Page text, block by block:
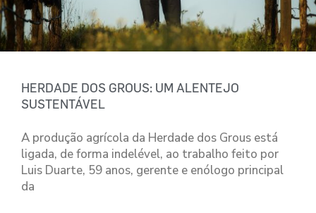
HERDADE DOS GROUS: UM ALENTEJO
SUSTENTÁVEL
A produção agrícola da Herdade dos Grous está
ligada, de forma indelével, ao trabalho feito por
Luis Duarte, 59 anos, gerente e enólogo principal
da